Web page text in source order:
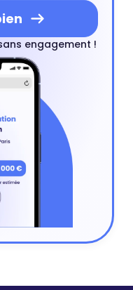
engagement !